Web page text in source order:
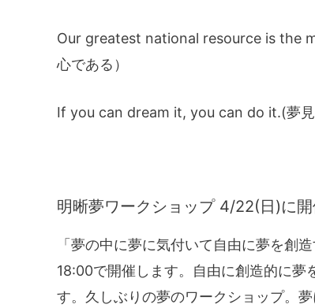
Our greatest national resource is the
心である）
If you can dream it, you can do it.(夢見
明晰夢ワークショップ 4/22(日)に開
「夢の中に夢に気付いて自由に夢を創
18:00で開催します。自由に創造的に夢
す。久しぶりの夢のワークショップ。